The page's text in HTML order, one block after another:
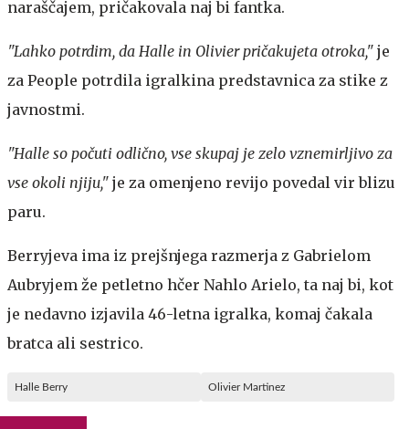
naraščajem, pričakovala naj bi fantka.
"Lahko potrdim, da Halle in Olivier pričakujeta otroka," je
za People potrdila igralkina predstavnica za stike z
javnostmi.
"Halle so počuti odlično, vse skupaj je zelo vznemirljivo za
vse okoli njiju," je za omenjeno revijo povedal vir blizu
paru.
Berryjeva ima iz prejšnjega razmerja z Gabrielom
Aubryjem že petletno hčer Nahlo Arielo, ta naj bi, kot
je nedavno izjavila 46-letna igralka, komaj čakala
bratca ali sestrico.
Halle Berry Olivier Martinez